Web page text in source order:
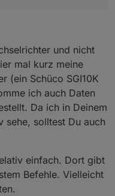
und nicht
mal kurz meine
(ein Schüco SGI10K
ich auch Daten
Da ich in Deinem
sehe, solltest Du auch
einfach. Dort gibt
Befehle. Vielleicht